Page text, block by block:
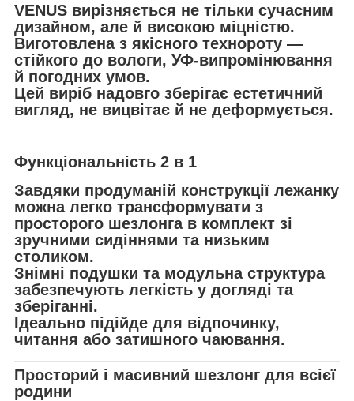
VENUS вирізняється не тільки сучасним
дизайном, але й високою міцністю.
Виготовлена з якісного технороту —
стійкого до вологи, УФ-випромінювання
й погодних умов.
Цей виріб надовго зберігає естетичний
вигляд, не вицвітає й не деформується.
Функціональність 2 в 1
Завдяки продуманій конструкції лежанку
можна легко трансформувати з
просторого шезлонга в комплект зі
зручними сидіннями та низьким
столиком.
Знімні подушки та модульна структура
забезпечують легкість у догляді та
зберіганні.
Ідеально підійде для відпочинку,
читання або затишного чаювання.
Просторий і масивний шезлонг для всієї
родини